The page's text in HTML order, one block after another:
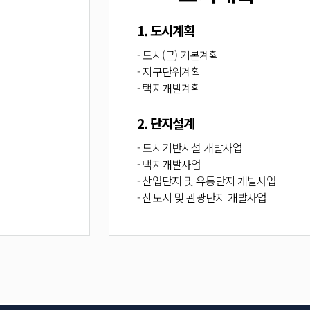
1. 도시계획
- 도시(군) 기본계획
- 지구단위계획
- 택지개발계획
2. 단지설계
- 도시기반시설 개발사업
- 택지개발사업
- 산업단지 및 유통단지 개발사업
- 신도시 및 관광단지 개발사업